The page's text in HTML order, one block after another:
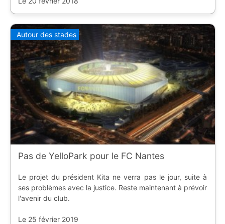
Autour des stades
Pas de YelloPark pour le FC Nantes
Le projet du président Kita ne verra pas le jour, suite à
ses problèmes avec la justice. Reste maintenant à prévoir
l'avenir du club.
Le 25 février 2019